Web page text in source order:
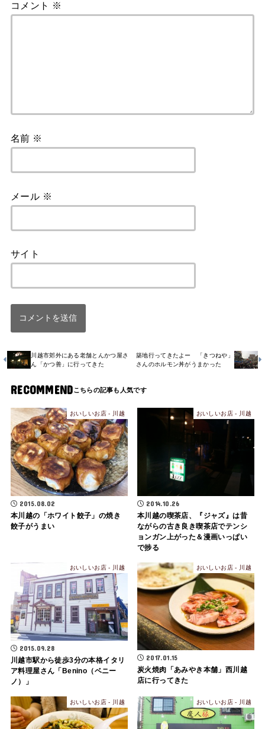
コメント ※
名前 ※
メール ※
サイト
川越市郊外にある老舗とんかつ屋さ
ん「かつ善」に行ってきた
築地行ってきたよー 「きつねや」
さんのホルモン丼がうまかった
RECOMMEND
おいしいお店 - 川越
2015.08.02
本川越の「ホワイト餃子」の焼き
餃子がうまい
おいしいお店 - 川越
2014.10.26
本川越の喫茶店、『ジャズ』は昔
ながらの古き良き喫茶店でテンシ
ョンガン上がった＆漫画いっぱい
で捗る
おいしいお店 - 川越
2015.09.28
川越市駅から徒歩3分の本格イタリ
ア料理屋さん「Benino（ベニー
ノ）」
おいしいお店 - 川越
2017.01.15
炭火焼肉「あみやき本舗」西川越
店に行ってきた
おいしいお店 - 川越 おいしいお店 - 川越